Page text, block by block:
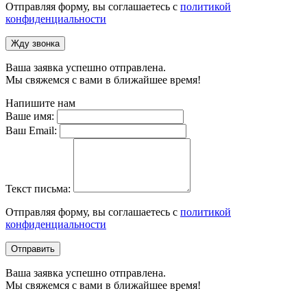
Отправляя форму, вы соглашаетесь с политикой
конфиденциальности
Жду звонка
Ваша заявка успешно отправлена.
Мы свяжемся с вами в ближайшее время!
Напишите нам
Ваше имя:
Ваш Email:
Текст письма:
Отправляя форму, вы соглашаетесь с политикой
конфиденциальности
Отправить
Ваша заявка успешно отправлена.
Мы свяжемся с вами в ближайшее время!